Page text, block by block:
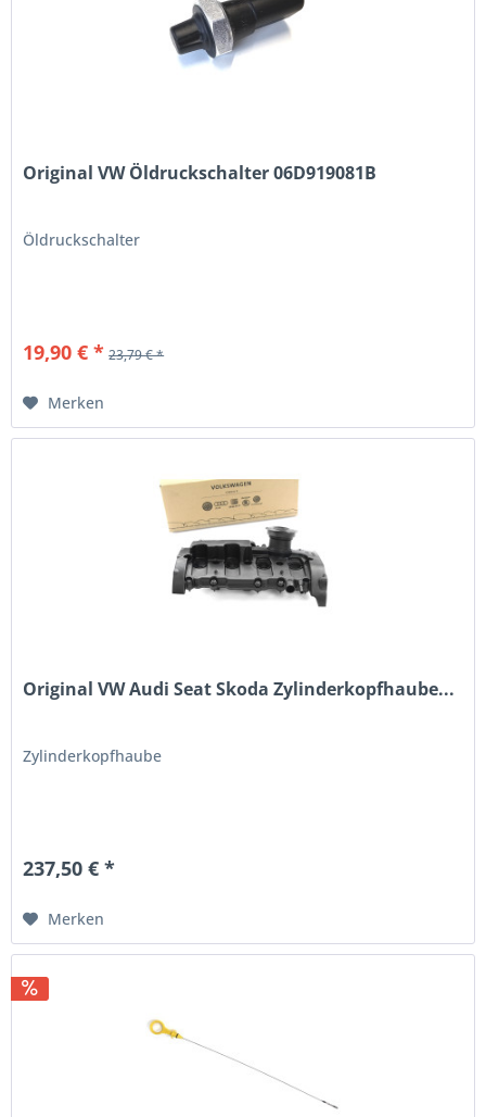
Original VW Öldruckschalter 06D919081B
Öldruckschalter
19,90 € * 23,79 € *
Merken
Original VW Audi Seat Skoda Zylinderkopfhaube...
Zylinderkopfhaube
237,50 € *
Merken